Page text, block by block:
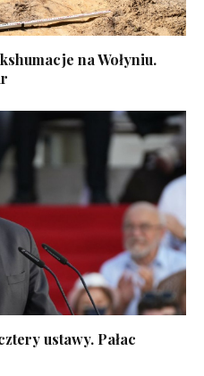
na Wołyniu.
ustawy. Pałac